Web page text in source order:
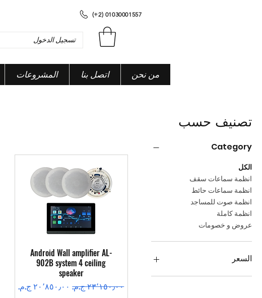
المشروعات اتصل بنا من نحن
تسجيل الدخول
(+2) 01030001557
تصنيف حسب
Category
الكل
انظمة سماعات سقف
انظمة سماعات حائط
انظمة صوت للمساجد
انظمة كاملة
عروض و خصومات
السعر
العرض السريع
Android Wall amplifier AL-
902B system 4 ceiling
speaker
سعر عادي‏٢٣٬١٥٠٫٠٠ ج.م.‏ سعر البيع